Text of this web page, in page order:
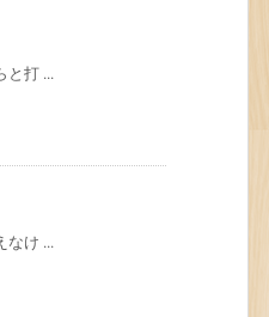
と打 ...
なけ ...